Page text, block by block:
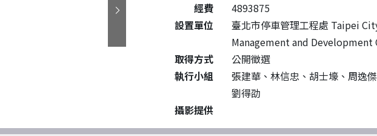
經費
4893875
設置單位
臺北市停車管理工程處 Taipei
Management and Development
取得方式
公開徵選
執行小組
張建華、林信忠、胡士壕、周逸
劉得劭
攝影提供